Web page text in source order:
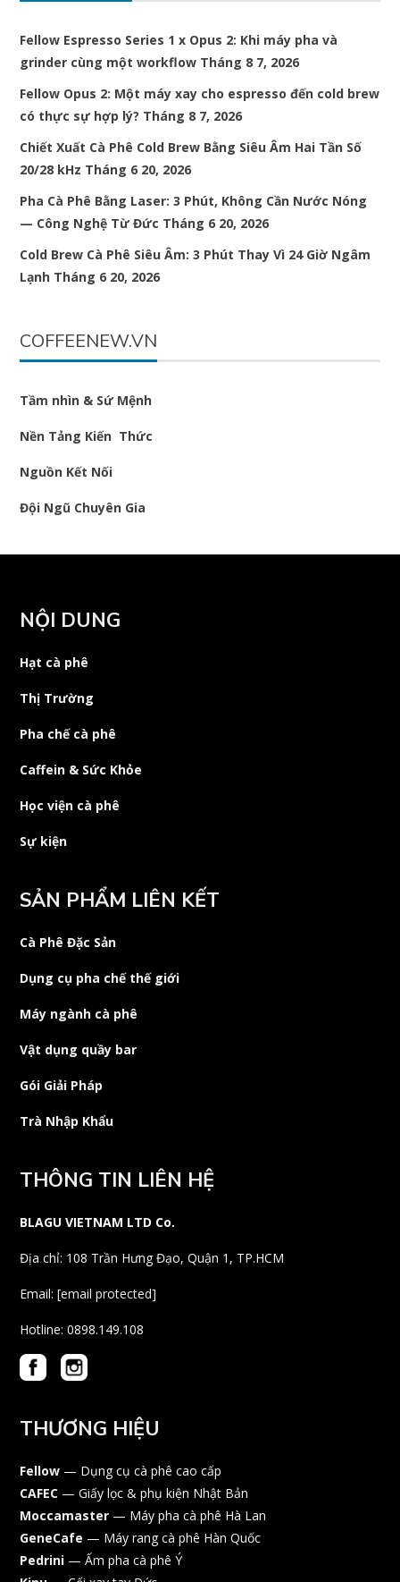
Fellow Espresso Series 1 x Opus 2: Khi máy pha và
grinder cùng một workflow Tháng 8 7, 2026
Fellow Opus 2: Một máy xay cho espresso đến cold brew
có thực sự hợp lý? Tháng 8 7, 2026
Chiết Xuất Cà Phê Cold Brew Bằng Siêu Âm Hai Tần Số
20/28 kHz Tháng 6 20, 2026
Pha Cà Phê Bằng Laser: 3 Phút, Không Cần Nước Nóng
— Công Nghệ Từ Đức Tháng 6 20, 2026
Cold Brew Cà Phê Siêu Âm: 3 Phút Thay Vì 24 Giờ Ngâm
Lạnh Tháng 6 20, 2026
COFFEENEW.VN
Tầm nhìn & Sứ Mệnh
Nền Tảng Kiến Thức
Nguồn Kết Nối
Đội Ngũ Chuyên Gia
NỘI DUNG
Hạt cà phê
Thị Trường
Pha chế cà phê
Caffein & Sức Khỏe
Học viện cà phê
Sự kiện
SẢN PHẨM LIÊN KẾT
Cà Phê Đặc Sản
Dụng cụ pha chế thế giới
Máy ngành cà phê
Vật dụng quầy bar
Gói Giải Pháp
Trà Nhập Khẩu
THÔNG TIN LIÊN HỆ
BLAGU VIETNAM LTD Co.
Địa chỉ: 108 Trần Hưng Đạo, Quận 1, TP.HCM
Email:[email protected]
Hotline: 0898.149.108
THƯƠNG HIỆU
Fellow — Dụng cụ cà phê cao cấp
CAFEC — Giấy lọc & phụ kiện Nhật Bản
Moccamaster — Máy pha cà phê Hà Lan
GeneCafe — Máy rang cà phê Hàn Quốc
Pedrini — Ấm pha cà phê Ý